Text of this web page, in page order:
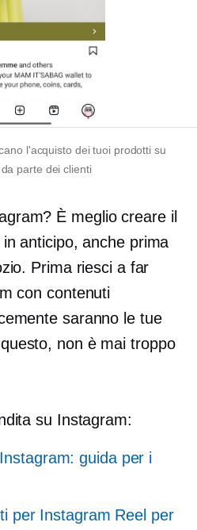
l'acquisto dei tuoi prodotti su
parte dei clienti
È meglio creare il
anticipo, anche prima
Prima riesci a far
con contenuti
saranno le tue
non è mai troppo
su Instagram:
guida per i
per Instagram Reel per